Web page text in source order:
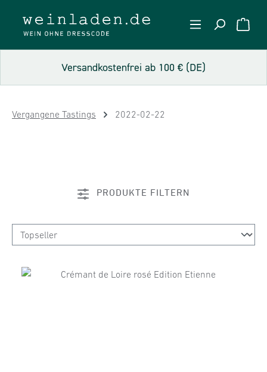
Zum Hauptinhalt springen
Versandkostenfrei ab 100 € (DE)
Vergangene Tastings 2022-02-22
PRODUKTE FILTERN